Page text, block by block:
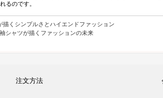
るのです。
描くシンプルさとハイエンドファッション
シャツが描くファッションの未来
注文方法